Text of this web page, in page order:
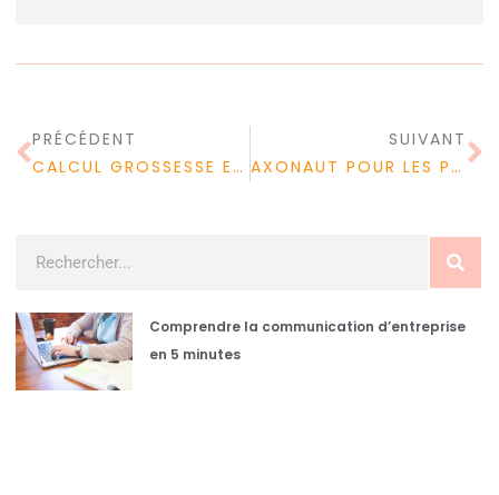
PRÉCÉDENT
CALCUL GROSSESSE EN LIGNE : QUAND ALLEZ-VOUS ACCOUCHER ?
SUIVANT
AXONAUT POUR LES PME : AVIS SUR LES AVANTAGES DE CE LOGICIEL DE GESTION DE LA RELATION CLIENT
Comprendre la communication d’entreprise
en 5 minutes